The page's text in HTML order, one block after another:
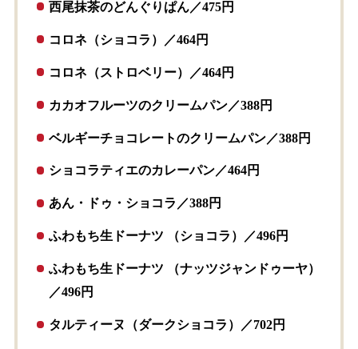
西尾抹茶のどんぐりぱん／475円
コロネ（ショコラ）／464円
コロネ（ストロベリー）／464円
カカオフルーツのクリームパン／388円
ベルギーチョコレートのクリームパン／388円
ショコラティエのカレーパン／464円
あん・ドゥ・ショコラ／388円
ふわもち生ドーナツ （ショコラ）／496円
ふわもち生ドーナツ （ナッツジャンドゥーヤ）
／496円
タルティーヌ（ダークショコラ）／702円